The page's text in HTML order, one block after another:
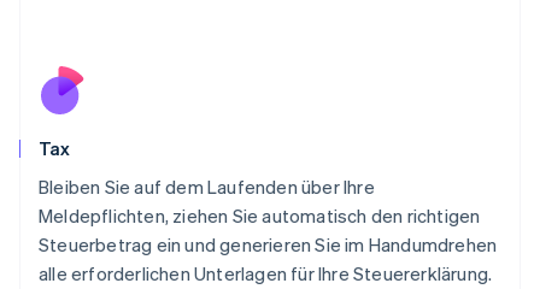
Tax
Bleiben Sie auf dem Laufenden über Ihre
Meldepflichten, ziehen Sie automatisch den richtigen
Steuerbetrag ein und generieren Sie im Handumdrehen
alle erforderlichen Unterlagen für Ihre Steuererklärung.
Portugal
Português
Schweden
Schweiz
DeutschFrançaisItalianoEnglish
Singapur